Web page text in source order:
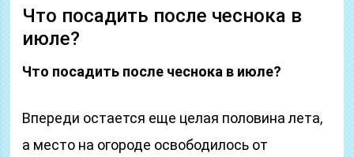
Что посадить после чеснока в
июле?
Что посадить после чеснока в июле?
Впереди остается еще целая половина лета,
а место на огороде освободилось от